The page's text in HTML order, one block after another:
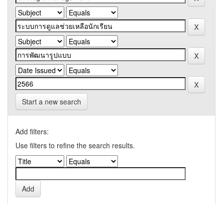
Start a new search
Add filters:
Use filters to refine the search results.